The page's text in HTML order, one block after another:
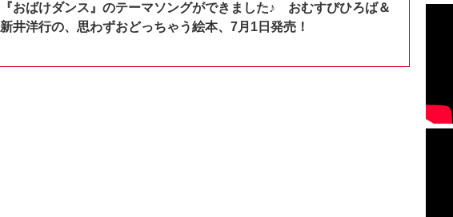
『おばけダンス』のテーマソングができました♪ おむすびひろば＆
新井洋行の、思わずおどっちゃう絵本、7月1日発売！